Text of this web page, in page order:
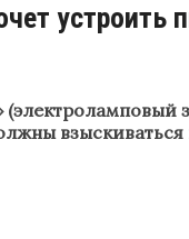
устроить
взыскиваться